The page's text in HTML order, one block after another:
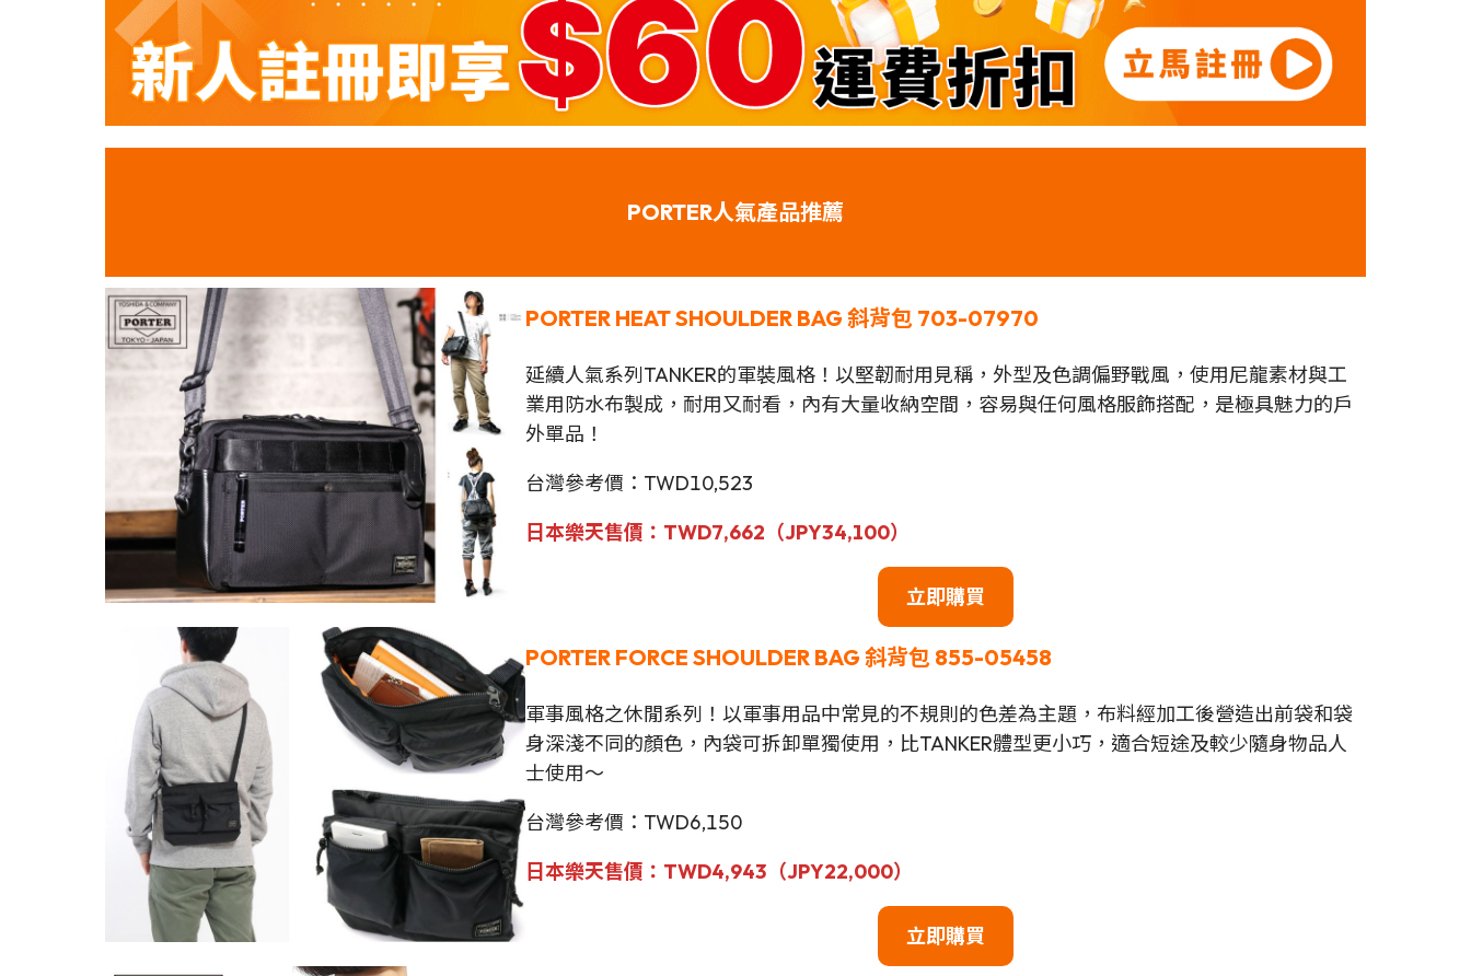
PORTER人氣產品推薦
PORTER HEAT SHOULDER BAG 斜背包 703-07970
延續人氣系列TANKER的軍裝風格！以堅韌耐用見稱，外型及色調偏野戰風，使用尼龍素材與工
業用防水布製成，耐用又耐看，內有大量收納空間，容易與任何風格服飾搭配，是極具魅力的戶
外單品！
台灣參考價：TWD10,523
日本樂天售價 ： TWD7,662（JPY34,100）
立即購買
PORTER FORCE SHOULDER BAG 斜背包 855-05458
軍事風格之休閒系列！以軍事用品中常見的不規則的色差為主題，布料經加工後營造出前袋和袋
身深淺不同的顏色，內袋可拆卸單獨使用，比TANKER體型更小巧，適合短途及較少隨身物品人
士使用～
台灣參考價：TWD6,150
日本樂天售價： TWD4,943（JPY22,000）
立即購買